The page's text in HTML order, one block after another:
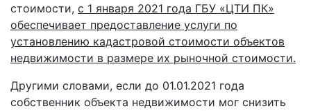
стоимости, с 1 января 2021 года ГБУ «ЦТИ ПК»
обеспечивает предоставление услуги по
установлению кадастровой стоимости объектов
недвижимости в размере их рыночной стоимости.
Другими словами, если до 01.01.2021 года
собственник объекта недвижимости мог снизить